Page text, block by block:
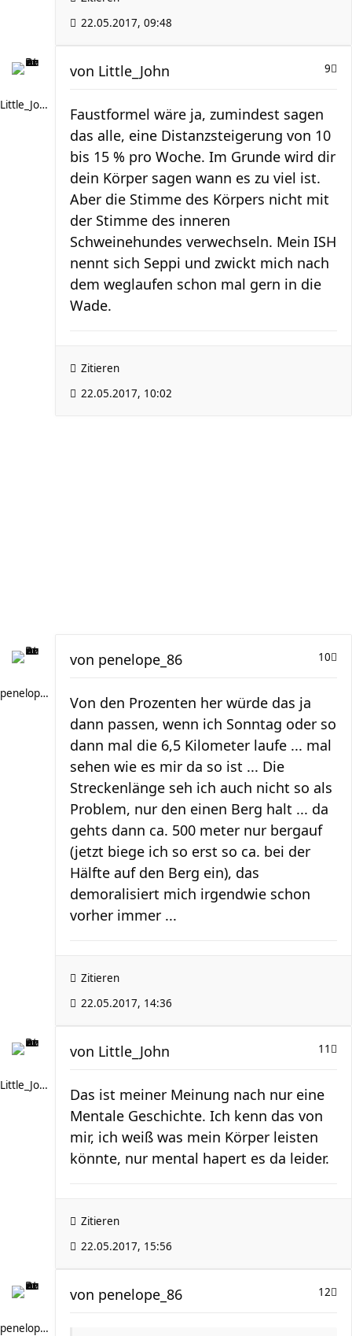
22.05.2017, 09:48
Little_John
9
von Little_John
Faustformel wäre ja, zumindest sagen
das alle, eine Distanzsteigerung von 10
bis 15 % pro Woche. Im Grunde wird dir
dein Körper sagen wann es zu viel ist.
Aber die Stimme des Körpers nicht mit
der Stimme des inneren
Schweinehundes verwechseln. Mein ISH
nennt sich Seppi und zwickt mich nach
dem weglaufen schon mal gern in die
Wade.
Zitieren
22.05.2017, 10:02
penelope_86
10
von penelope_86
Von den Prozenten her würde das ja
dann passen, wenn ich Sonntag oder so
dann mal die 6,5 Kilometer laufe ... mal
sehen wie es mir da so ist ... Die
Streckenlänge seh ich auch nicht so als
Problem, nur den einen Berg halt ... da
gehts dann ca. 500 meter nur bergauf
(jetzt biege ich so erst so ca. bei der
Hälfte auf den Berg ein), das
demoralisiert mich irgendwie schon
vorher immer ...
Zitieren
22.05.2017, 14:36
Little_John
11
von Little_John
Das ist meiner Meinung nach nur eine
Mentale Geschichte. Ich kenn das von
mir, ich weiß was mein Körper leisten
könnte, nur mental hapert es da leider.
Zitieren
22.05.2017, 15:56
penelope_86
12
von penelope_86